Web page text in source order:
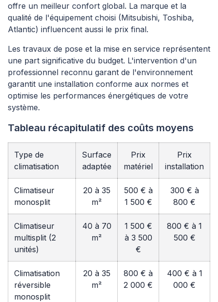
offre un meilleur confort global. La marque et la
qualité de l'équipement choisi (Mitsubishi, Toshiba,
Atlantic) influencent aussi le prix final.
Les travaux de pose et la mise en service représentent
une part significative du budget. L'intervention d'un
professionnel reconnu garant de l'environnement
garantit une installation conforme aux normes et
optimise les performances énergétiques de votre
système.
Tableau récapitulatif des coûts moyens
Type de
climatisation
Surface
adaptée
Prix
matériel
Prix
installation
Climatiseur
monosplit
20 à 35
m²
500 € à
1 500 €
300 € à
800 €
Climatiseur
multisplit (2
unités)
40 à 70
m²
1 500 €
à 3 500
€
800 € à 1
500 €
Climatisation
réversible
monosplit
20 à 35
m²
800 € à
2 000 €
400 € à 1
000 €